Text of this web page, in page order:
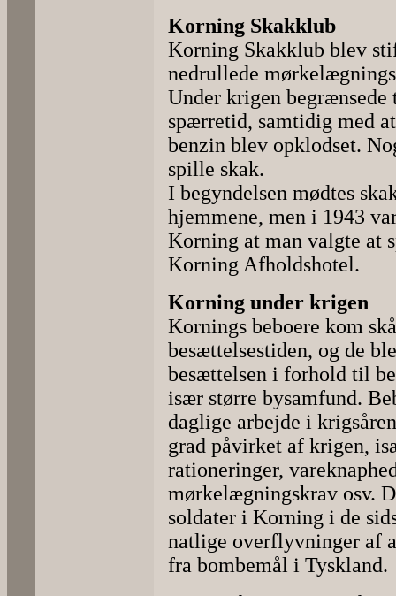
Korning Skakklub
Korning Skakklub blev
nedrullede
Under krigen begrænsede
spærretid, samtidig med
benzin blev opklodset.
spille skak.
I begyndelsen mødtes
hjemmene, men i 1943
Korning at man valgte at
Korning Afholdshotel.
Korning under krigen
Kornings beboere kom
besættelsestiden, og de
besættelsen i forhold til
især større bysamfund.
daglige arbejde i
grad påvirket af krigen,
rationeringer,
mørkelægningskrav osv.
soldater i Korning i de
natlige overflyvninger af
fra bombemål i Tyskland.